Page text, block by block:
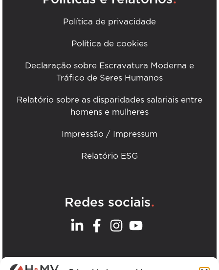
Política de privacidade
Política de cookies
Declaração sobre Escravatura Moderna e
Tráfico de Seres Humanos
Relatório sobre as disparidades salariais entre
homens e mulheres
Impressão / Impressum
Relatório ESG
Redes sociais.
Os nossos escritórios .